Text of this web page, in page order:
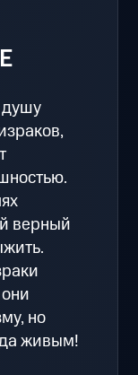
душу
верный
но
живым!